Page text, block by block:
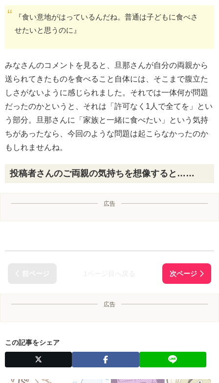
『食い意地がはっているんだね。普通は子どもに食べさ
せたいと思うのに』
みなさんのコメントを見ると、旦那さんが自分の両親から
送られてきたものを食べること自体には、そこまで腹立た
しさがないように感じられました。それでは一体何が問題
だったのかというと、それは「許可なく1人で全てを」とい
う部分。旦那さんに「家族と一緒に食べたい」という気持
ちがあったなら、今回のような問題は起こらなかったのか
もしれませんね。
投稿者さんのご両親の気持ちを想像すると……
広告
広告
この記事をシェア